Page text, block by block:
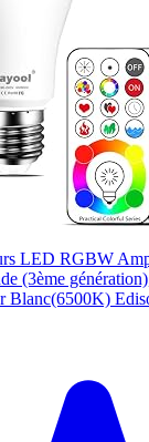
LED RGBW
(3ème
Blanc(6500K)